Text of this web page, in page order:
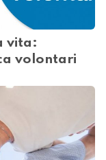
vita:
volontari